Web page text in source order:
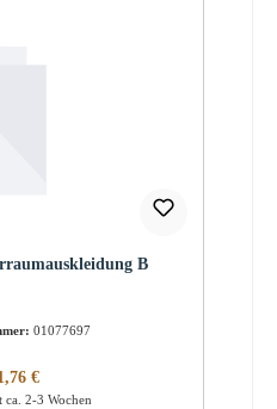
B
01077697
Preis:
€
ca. 2-3 Wochen